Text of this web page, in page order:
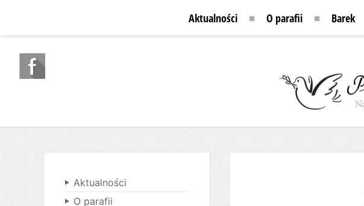
Aktualności O parafii Barek
Aktualności
O parafii